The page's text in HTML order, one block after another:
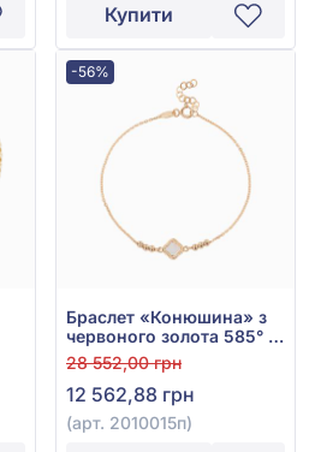
Купити
-56%
Браслет «Конюшина» з
червоного золота 585° з
перламутром, арт.
2010015п
28 552,00 грн
12 562,88 грн
(арт. 2010015п)